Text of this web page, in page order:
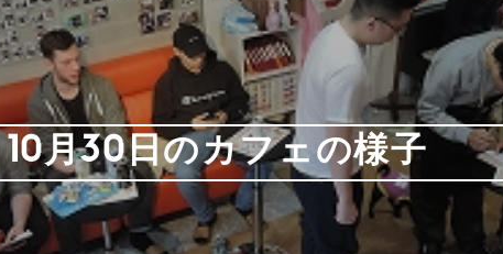
10月30日のカフェの様子